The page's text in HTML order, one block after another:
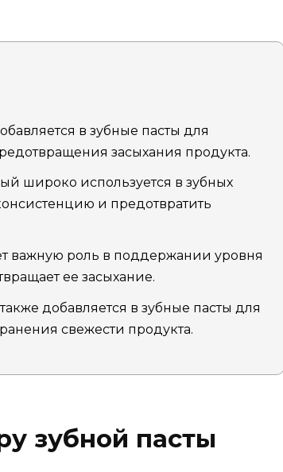
в зубные пасты для
засыхания продукта.
широко используется в зубных
и предотвратить
важную роль в поддержании уровня
ее засыхание.
добавляется в зубные пасты для
свежести продукта.
зубной пасты